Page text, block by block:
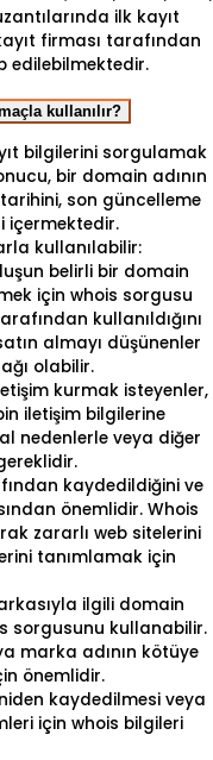
ilk kayıt
firması tarafından
edilebilmektedir.
kullanılır?
bilgilerini sorgulamak
bir domain adının
son güncelleme
içermektedir.
kullanılabilir:
belirli bir domain
için whois sorgusu
kullanıldığını
almayı düşünenler
olabilir.
kurmak isteyenler,
iletişim bilgilerine
nedenlerle veya diğer
kaydedildiğini ve
önemlidir. Whois
zararlı web sitelerini
tanımlamak için
ilgili domain
sorgusunu kullanabilir.
marka adının kötüye
önemlidir.
kaydedilmesi veya
için whois bilgileri